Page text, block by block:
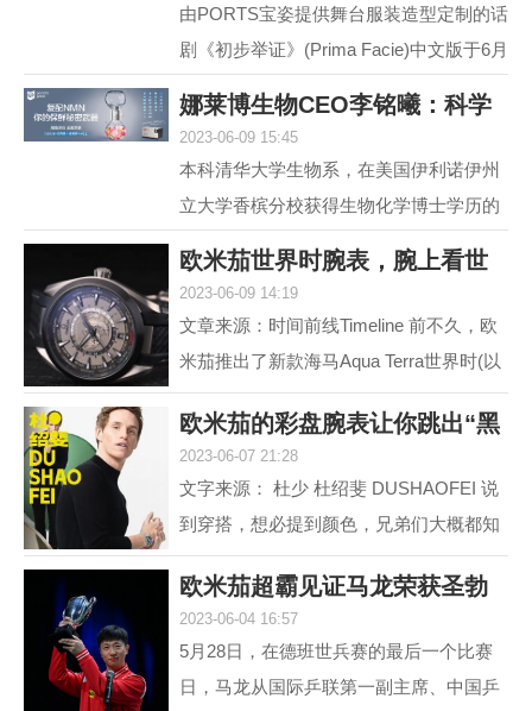
由PORTS宝姿提供舞台服装造型定制的话
剧《初步举证》(Prima Facie)中文版于6月
演帷幕。中文版话...
娜莱博生物CEO李铭曦：科学
2023-06-09 15:45
本科清华大学生物系，在美国伊利诺伊州
立大学香槟分校获得生物化学博士学历的
学成后，他长期从事...
欧米茄世界时腕表，腕上看世
2023-06-09 14:19
文章来源：时间前线Timeline 前不久，欧
米茄推出了新款海马Aqua Terra世界时(以
下简称，海马AT)。虽然，海马AT世界
时，之前在2017年就...
欧米茄的彩盘腕表让你跳出“黑
2023-06-07 21:28
文字来源： 杜少 杜绍斐 DUSHAOFEI 说
到穿搭，想必提到颜色，兄弟们大概都知
道 黑白灰，向来是男人不出错的选择。
就如姑娘往往形容一...
欧米茄超霸见证马龙荣获圣勃
2023-06-04 16:57
5月28日，在德班世兵赛的最后一个比赛
日，马龙从国际乒联第一副主席、中国乒